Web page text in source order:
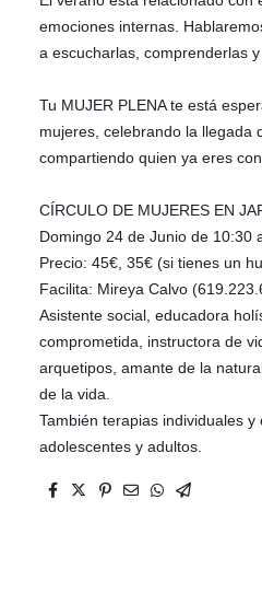
emociones internas.
a escucharlas, comprenderlas
Tu MUJER PLENA te está
mujeres, celebrando la llegada
compartiendo quien ya eres
CÍRCULO DE MUJERES EN
Domingo 24 de Junio de 10:30
Precio: 45€, 35€ (si tienes un
Facilita: Mireya Calvo
Asistente social, educadora
comprometida, instructora de
arquetipos, amante de la
de la vida.
También terapias individuales
adolescentes y adultos.